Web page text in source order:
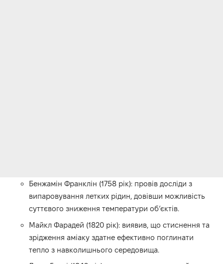
Бенжамін Франклін (1758 рік): провів досліди з
випаровування летких рідин, довівши можливість
суттєвого зниження температури об’єктів.
Майкл Фарадей (1820 рік): виявив, що стиснення та
зрідження аміаку здатне ефективно поглинати
тепло з навколишнього середовища.